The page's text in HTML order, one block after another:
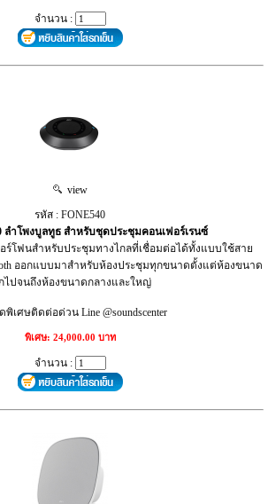
จำนวน :
view
รหัส : FONE540
ลำโพงบูลทูธ สำหรับชุดประชุมคอนเฟอร์เรนซ์
อร์โฟนสำหรับประชุมทางไกลที่เชื่อมต่อได้ทั้งแบบใช้สาย
ออกแบบมาสำหรับห้องประชุมทุกขนาดตั้งแต่ห้องขนาด
ไปจนถึงห้องขนาดกลางและใหญ่
พิเศษติดต่อด่วน Line @soundscenter
พิเศษ: 24,000.00 บาท
จำนวน :